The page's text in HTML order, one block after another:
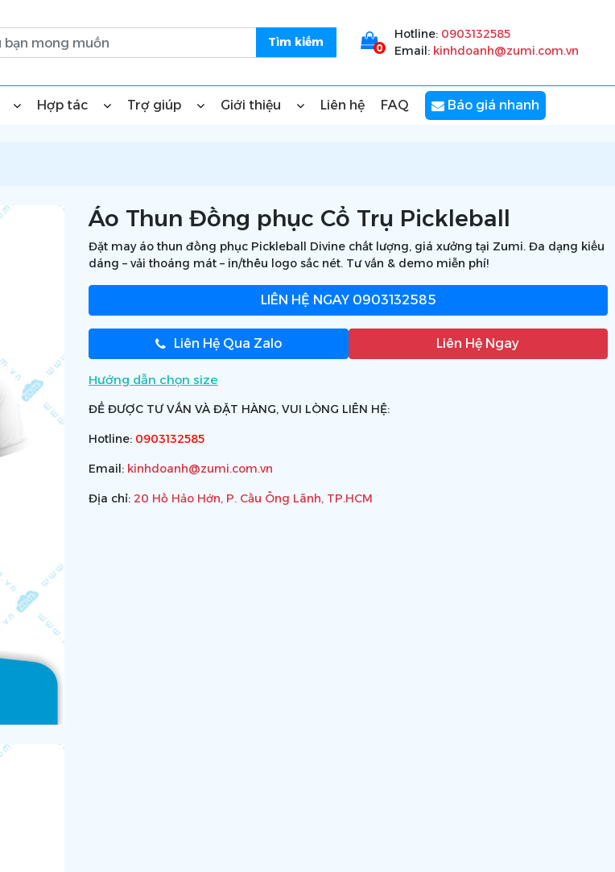
0
Hotline: 0903132585
Email: kinhdoanh@zumi.com.vn
Hợp tác Trợ giúp Giới thiệu Liên hệ FAQ Báo giá nhanh
Áo Thun Đồng phục Cổ Trụ Pickleball
Đặt may áo thun đồng phục Pickleball Divine chất lượng, giá xưởng tại Zumi. Đa dạng kiểu
dáng – vải thoáng mát – in/thêu logo sắc nét. Tư vấn & demo miễn phí!
LIÊN HỆ NGAY0903132585
Liên Hệ Qua Zalo Liên Hệ Ngay
Hướng dẫn chọn size
ĐỂ ĐƯỢC TƯ VẤN VÀ ĐẶT HÀNG, VUI LÒNG LIÊN HỆ:
Hotline: 0903132585
Email: kinhdoanh@zumi.com.vn
Địa chỉ: 20 Hồ Hảo Hớn, P. Cầu Ông Lãnh, TP.HCM